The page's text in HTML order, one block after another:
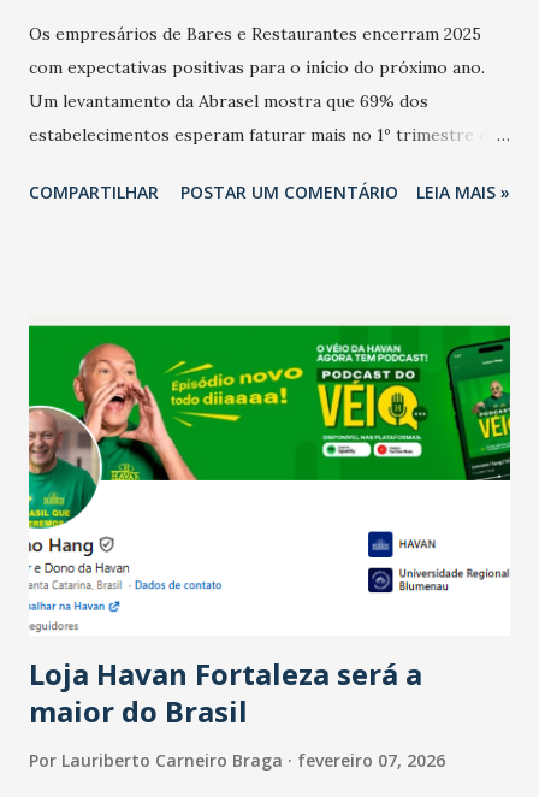
Os empresários de Bares e Restaurantes encerram 2025
com expectativas positivas para o início do próximo ano.
Um levantamento da Abrasel mostra que 69% dos
estabelecimentos esperam faturar mais no 1º trimestre de
relação ao último trimestre deste ano, 56% também
confraternizações de fim de ano e pelo pagamento do 13º
Salário para um número maior de trabalhadores, já que o
país tem a menor taxa de desemprego dos anos recentes.
Ainda segundo a Pesquisa, em novembro de 2025, 40% dos
bares e restaurantes operaram com lucro e outros 40%
registraram equilíbrio financeiro. Já o percentual de
estabelecimentos no prejuízo ficou em 19%, pouco abaixo
do observado no mês anterior. Outros 1% não existiam em
novembro. Em relação a outubro, o faturamento também
COMPARTILHAR POSTAR UM COMENTÁRIO LEIA MAIS »
Loja Havan Fortaleza será a
maior do Brasil
Por Lauriberto Carneiro Braga fevereiro 07, 2026